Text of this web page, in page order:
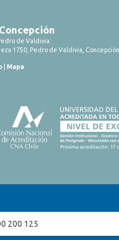
de Valdivia:
1750, Pedro de Valdivia, Concepción
Mapa
200 125